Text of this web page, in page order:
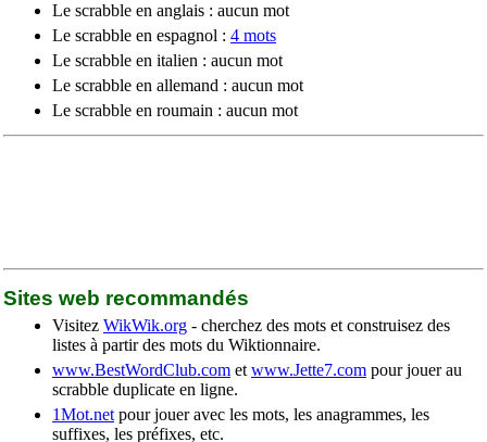
Le scrabble en anglais : aucun mot
Le scrabble en espagnol : 4 mots
Le scrabble en italien : aucun mot
Le scrabble en allemand : aucun mot
Le scrabble en roumain : aucun mot
Sites web recommandés
Visitez WikWik.org - cherchez des mots et construisez des
listes à partir des mots du Wiktionnaire.
www.BestWordClub.com et www.Jette7.com pour jouer au
scrabble duplicate en ligne.
1Mot.net pour jouer avec les mots, les anagrammes, les
suffixes, les préfixes, etc.